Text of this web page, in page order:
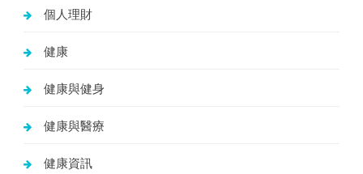
個人理財
健康
健康與健身
健康與醫療
健康資訊